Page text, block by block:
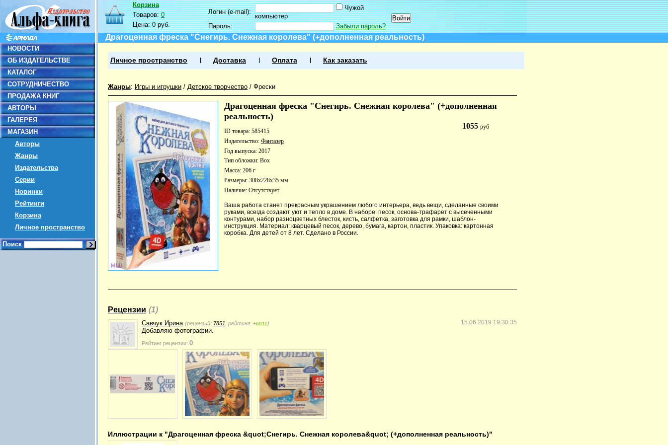
НОВОСТИ
ОБ ИЗДАТЕЛЬСТВЕ
КАТАЛОГ
СОТРУДНИЧЕСТВО
ПРОДАЖА КНИГ
АВТОРЫ
ГАЛЕРЕЯ
МАГАЗИН
Авторы
Жанры
Издательства
Серии
Новинки
Рейтинги
Корзина
Личное пространство
Поиск
Корзина
Товаров:0
Цена:0 руб.
Логин (e-mail):
Чужой
компьютер
Пароль:
Забыли пароль?
Драгоценная фреска "Снегирь. Снежная королева" (+дополненная реальность)
Личное пространство Доставка Оплата Как заказать
Жанры: Игры и игрушки / Детское творчество / Фрески
Драгоценная фреска "Снегирь. Снежная королева" (+дополненная
реальность)
1055руб
ID товара: 585415
Издательство: Фантазер
Год выпуска: 2017
Тип обложки: Box
Масса: 206 г
Размеры: 308x228x35 мм
Наличие: Отсутствует
Ваша работа станет прекрасным украшением любого интерьера, ведь вещи, сделанные своими
руками, всегда создают уют и тепло в доме. В наборе: песок, основа-трафарет с высеченными
контурами, набор разноцветных блесток, кисть, салфетка, заготовка для рамки, шаблон-
инструкция. Материал: кварцевый песок, дерево, бумага, картон, пластик. Упаковка: картонная
коробка. Для детей от 8 лет. Сделано в России.
Рецензии (1)
15.06.2019 19:30:35
Савчук Ирина (рецензий: 7851 , рейтинг: +6011)
Добавляю фотографии.
Рейтинг рецензии: 0
Иллюстрации к "Драгоценная фреска &quot;Снегирь. Снежная королева&quot; (+дополненная реальность)"